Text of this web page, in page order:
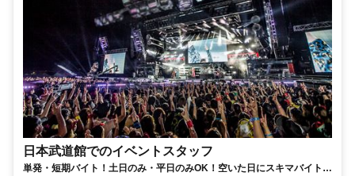
日本武道館でのイベントスタッフ
単発・短期バイト！土日のみ・平日のみOK！空いた日にスキマバイト！